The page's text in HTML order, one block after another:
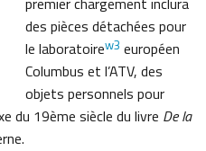
des pièces détachées pour
le laboratoirew3 européen
Columbus et l’ATV, des
objets personnels pour
du 19ème siècle du livre De la